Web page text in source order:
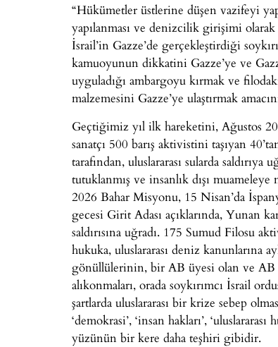
“Hükümetler üstlerine düşen vazifeyi
yapılanması ve denizcilik girişimi
İsrail’in Gazze’de gerçekleştirdiği
kamuoyunun dikkatini Gazze’ye ve
uyguladığı ambargoyu kırmak ve
malzemesini Gazze’ye ulaştırmak
Geçtiğimiz yıl ilk hareketini, Ağustos
sanatçı 500 barış aktivistini taşıyan
tarafından, uluslararası sularda
tutuklanmış ve insanlık dışı muameleye
2026 Bahar Misyonu, 15 Nisan’da
gecesi Girit Adası açıklarında, Yunan
saldırısına uğradı. 175 Sumud Filosu
hukuka, uluslararası deniz kanunlarına
gönüllülerinin, bir AB üyesi olan ve AB
alıkonmaları, orada soykırımcı İsrail
şartlarda uluslararası bir krize sebep
‘demokrasi’, ‘insan hakları’,
yüzünün bir kere daha teşhiri gibidir.